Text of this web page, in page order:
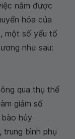
nắm được
hóa của
một số yếu tố
như sau:
qua thụ thể
giảm số
hủy
trung bình phụ